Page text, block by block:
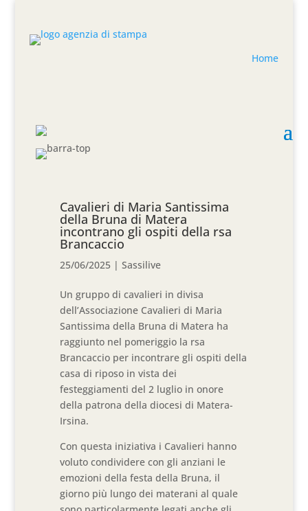
Home
Cavalieri di Maria Santissima
della Bruna di Matera
incontrano gli ospiti della rsa
Brancaccio
25/06/2025 |Sassilive
Un gruppo di cavalieri in divisa
dell’Associazione Cavalieri di Maria
Santissima della Bruna di Matera ha
raggiunto nel pomeriggio la rsa
Brancaccio per incontrare gli ospiti della
casa di riposo in vista dei
festeggiamenti del 2 luglio in onore
della patrona della diocesi di Matera-
Irsina.
Con questa iniziativa i Cavalieri hanno
voluto condividere con gli anziani le
emozioni della festa della Bruna, il
giorno più lungo dei materani al quale